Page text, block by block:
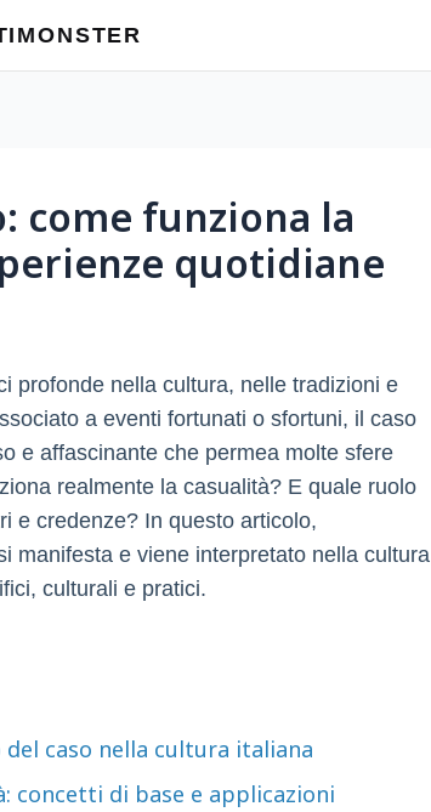
come funziona la
quotidiane
profonde nella cultura, nelle tradizioni e
a eventi fortunati o sfortuni, il caso
e affascinante che permea molte sfere
realmente la casualità? E quale ruolo
e credenze? In questo articolo,
manifesta e viene interpretato nella cultura
culturali e pratici.
caso nella cultura italiana
concetti di base e applicazioni